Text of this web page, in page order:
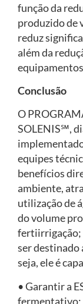
função da
produzido de
reduz
além da
Conclusão
O
SOLENIS℠,
equipes
benefícios
ambiente,
utilização de
do volume
fertiirrigação;
ser destinado
seja, ele é
• Garantir a
fermentativo;